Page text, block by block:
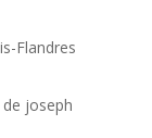
Flandres
de joseph